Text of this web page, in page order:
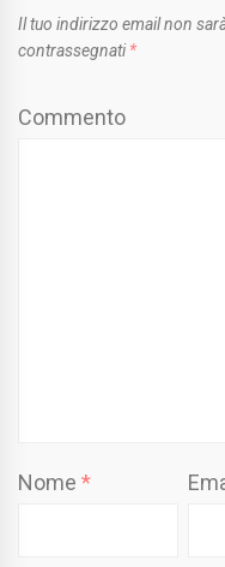
Il tuo indirizzo email non
contrassegnati *
Commento
Nome *